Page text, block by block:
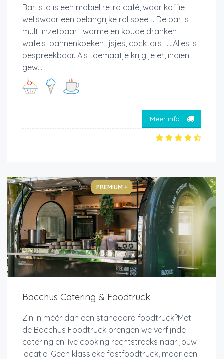
Bar Ista is een mobiel retro café, waar koffie
weliswaar een belangrijke rol speelt. De bar is
multi inzetbaar : warme en koude dranken,
wafels, pannenkoeken, ijsjes, cocktails, .....Alles is
bespreekbaar. Als toemaatje krijg je er, indien
gew...
Meer info
PREMIUM +
Bacchus Catering & Foodtruck
Zin in méér dan een standaard foodtruck?Met
de Bacchus Foodtruck brengen we verfijnde
catering en live cooking rechtstreeks naar jouw
locatie. Geen klassieke fastfoodtruck, maar een